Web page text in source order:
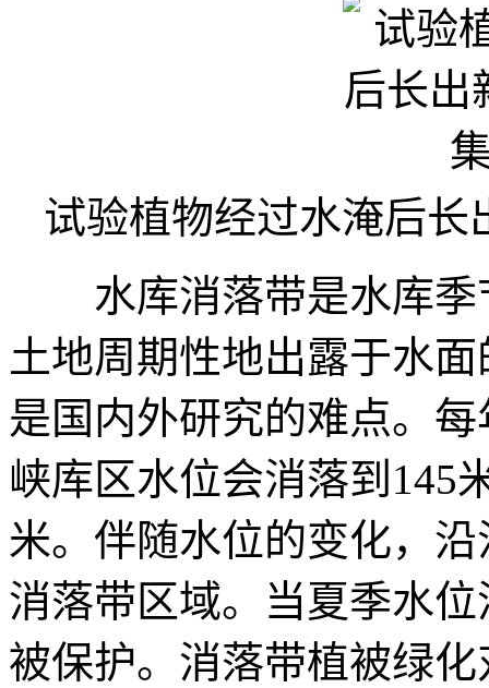
试验植物经过水淹后
水库消落带是水库季
土地周期性地出露于水
是国内外研究的难点。
峡库区水位会消落到145
米。伴随水位的变化，
消落带区域。当夏季水
被保护。消落带植被绿